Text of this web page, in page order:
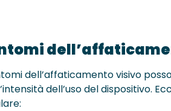
dell’affaticamento visivo
dell’uso del dispositivo.